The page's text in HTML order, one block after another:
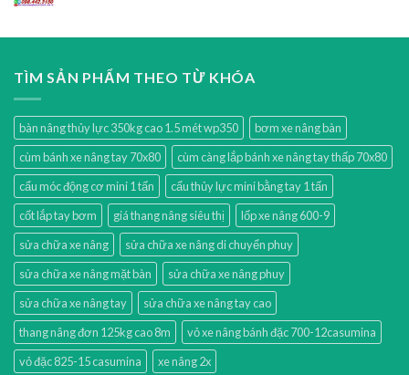
TÌM SẢN PHẨM THEO TỪ KHÓA
bàn nâng thủy lực 350kg cao 1.5 mét wp350
bơm xe nâng bàn
cùm bánh xe nâng tay 70x80
cùm càng lắp bánh xe nâng tay thấp 70x80
cẩu móc động cơ mini 1 tấn
cẩu thủy lực mini bằng tay 1 tấn
cốt lắp tay bơm
giá thang nâng siêu thị
lốp xe nâng 600-9
sửa chữa xe nâng
sửa chữa xe nâng di chuyển phuy
sửa chữa xe nâng mặt bàn
sửa chữa xe nâng phuy
sửa chữa xe nâng tay
sửa chữa xe nâng tay cao
thang nâng đơn 125kg cao 8m
vỏ xe nâng bánh đặc 700-12casumina
vỏ đặc 825-15 casumina
xe nâng 2x